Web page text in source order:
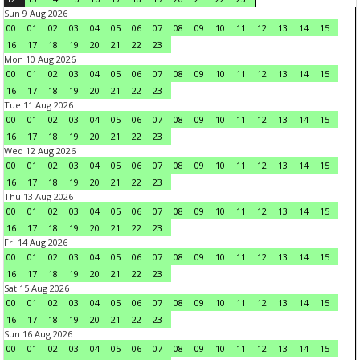
Sun 9 Aug 2026
00
01 02 03 04 05 06 07 08 09 10 11 12 13 14
15
16
17 18 19 20 21 22
23
Mon 10 Aug 2026
00
01 02 03 04 05 06 07 08 09 10 11 12 13 14
15
16
17 18 19 20 21 22
23
Tue 11 Aug 2026
00
01 02 03 04 05 06 07 08 09 10 11 12 13 14
15
16
17 18 19 20 21 22
23
Wed 12 Aug 2026
00
01 02 03 04 05 06 07 08 09 10 11 12 13 14
15
16
17 18 19 20 21 22
23
Thu 13 Aug 2026
00
01 02 03 04 05 06 07 08 09 10 11 12 13 14
15
16
17 18 19 20 21 22
23
Fri 14 Aug 2026
00
01 02 03 04 05 06 07 08 09 10 11 12 13 14
15
16
17 18 19 20 21 22
23
Sat 15 Aug 2026
00
01 02 03 04 05 06 07 08 09 10 11 12 13 14
15
16
17 18 19 20 21 22
23
Sun 16 Aug 2026
00
01 02 03 04 05 06 07 08 09 10 11 12 13 14
15